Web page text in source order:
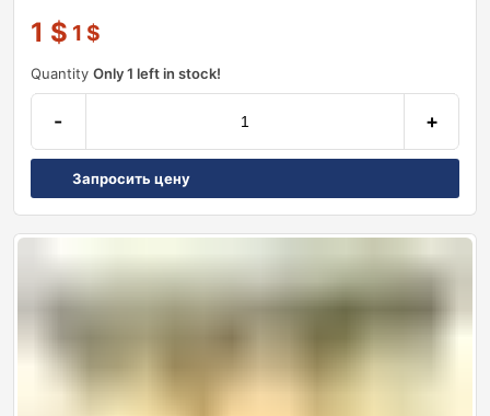
1 $ 1 $
Quantity Only 1 left in stock!
- +
Запросить цену